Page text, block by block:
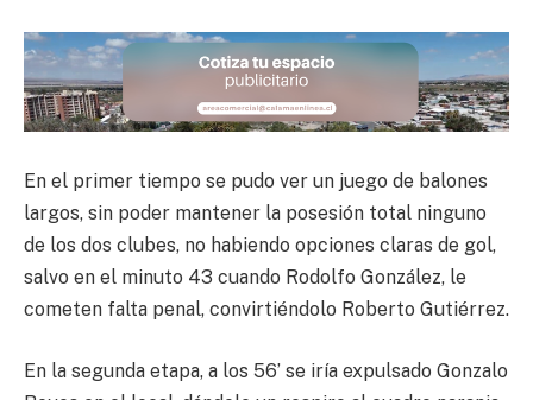
En el primer tiempo se pudo ver un juego de balones
largos, sin poder mantener la posesión total ninguno
de los dos clubes, no habiendo opciones claras de gol,
salvo en el minuto 43 cuando Rodolfo González, le
cometen falta penal, convirtiéndolo Roberto Gutiérrez.
En la segunda etapa, a los 56’ se iría expulsado Gonzalo